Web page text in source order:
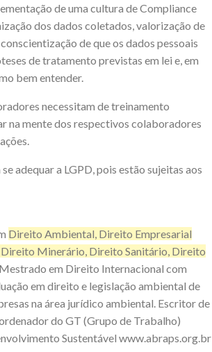
de uma cultura de Compliance
dos dados coletados, valorização de
de que os dados pessoais
de tratamento previstas em lei e, em
bem entender.
necessitam de treinamento
na mente dos respectivos colaboradores
adequar a LGPD, pois estão sujeitas aos
Direito Ambiental, Direito Empresarial
Minerário, Direito Sanitário, Direito
Mestrado em Direito Internacional com
em direito e legislação ambiental de
na área jurídico ambiental. Escritor de
do GT (Grupo de Trabalho)
Sustentável www.abraps.org.br